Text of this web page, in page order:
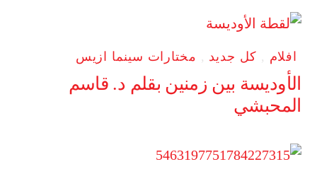
افلام , كل جديد , مختارات سينما ازيس
الأوديسة بين زمنين بقلم د. قاسم
المحبشي